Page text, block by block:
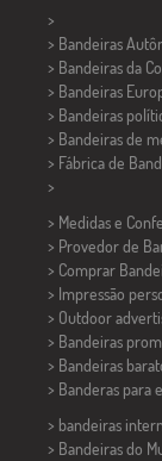
>
> Bandeiras
> Bandeiras da
> Bandeiras
> Bandeiras
> Bandeiras de
> Fábrica de
>
> Medidas e
> Provedor de
> Comprar
> Impressão
> Outdoor
> Bandeiras
> Bandeiras
> Banderas para
> bandeiras
> Bandeiras do